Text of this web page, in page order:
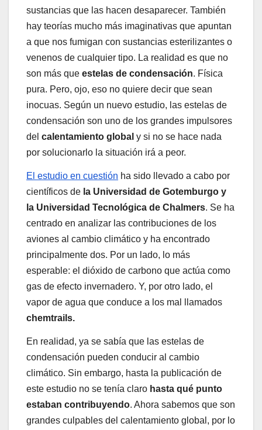
sustancias que las hacen desaparecer. También
hay teorías mucho más imaginativas que apuntan
a que nos fumigan con sustancias esterilizantes o
venenos de cualquier tipo. La realidad es que no
son más que estelas de condensación. Física
pura. Pero, ojo, eso no quiere decir que sean
inocuas. Según un nuevo estudio, las estelas de
condensación son uno de los grandes impulsores
del calentamiento global y si no se hace nada
por solucionarlo la situación irá a peor.
El estudio en cuestión ha sido llevado a cabo por
científicos de la Universidad de Gotemburgo y
la Universidad Tecnológica de Chalmers. Se ha
centrado en analizar las contribuciones de los
aviones al cambio climático y ha encontrado
principalmente dos. Por un lado, lo más
esperable: el dióxido de carbono que actúa como
gas de efecto invernadero. Y, por otro lado, el
vapor de agua que conduce a los mal llamados
chemtrails.
En realidad, ya se sabía que las estelas de
condensación pueden conducir al cambio
climático. Sin embargo, hasta la publicación de
este estudio no se tenía claro hasta qué punto
estaban contribuyendo. Ahora sabemos que son
grandes culpables del calentamiento global, por lo